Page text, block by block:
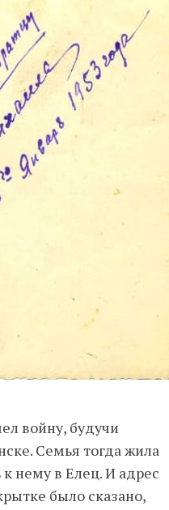
войну, будучи
Семья тогда жила
нему в Елец. И адрес
было сказано,